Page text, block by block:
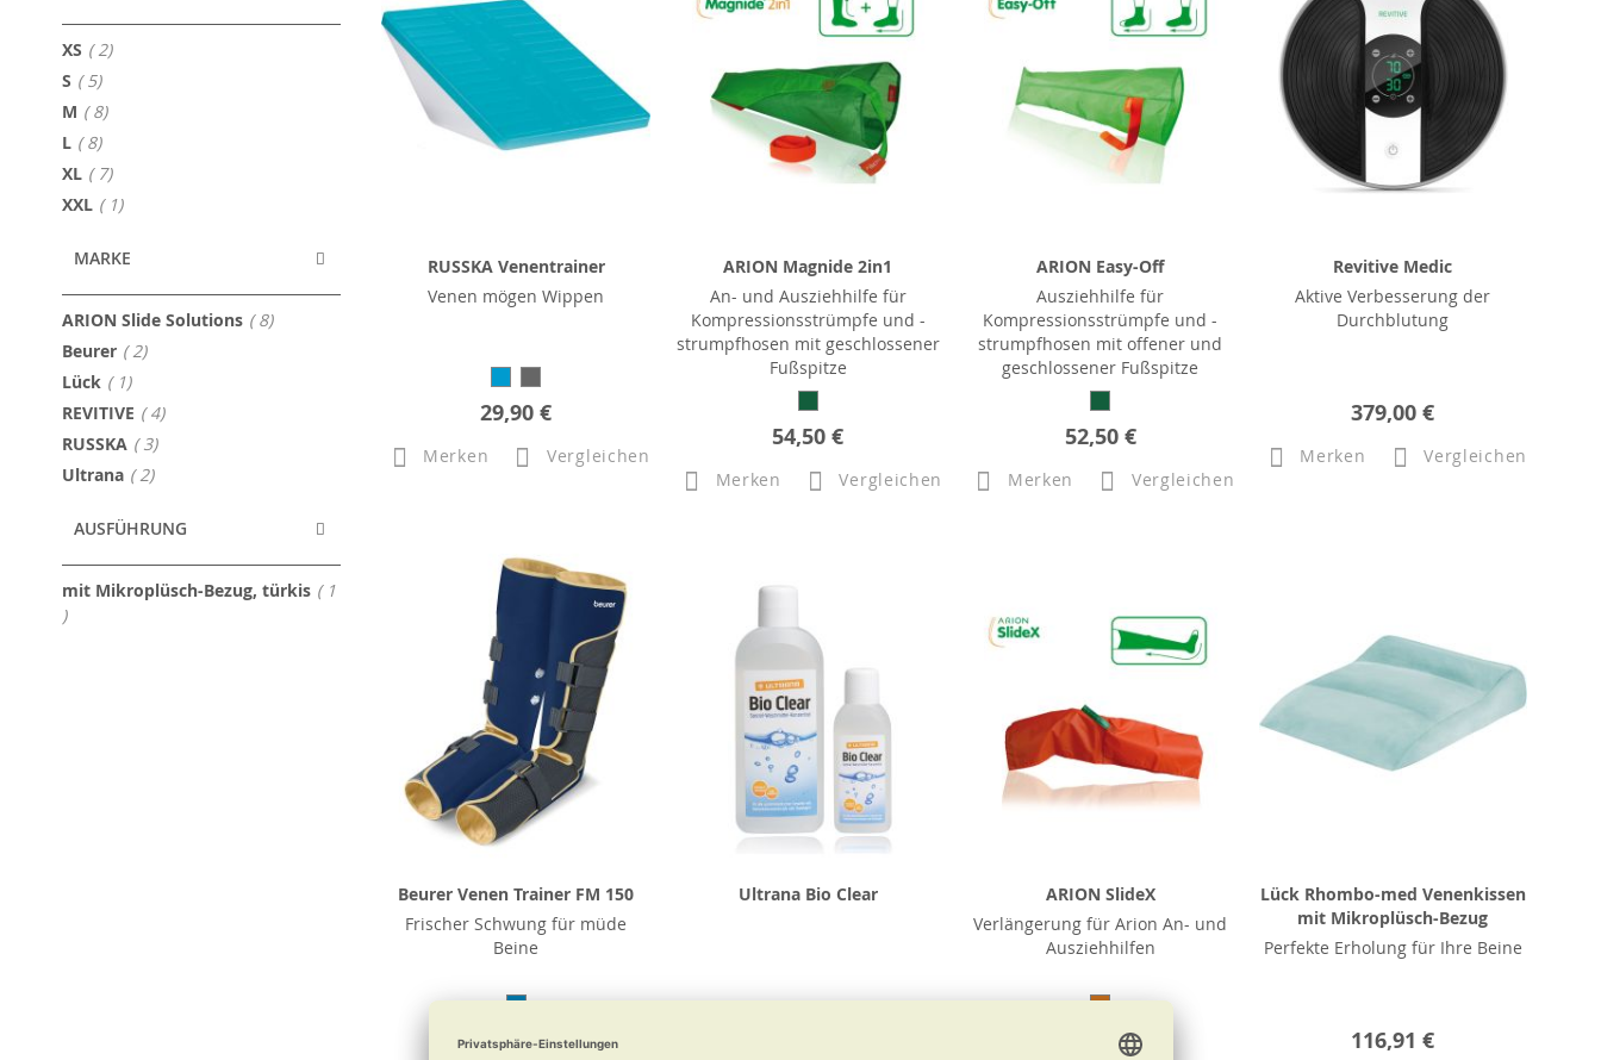
RUSSKA Venentrainer
Venen mögen Wippen
29,90 €
Merken Vergleichen
ARION Magnide 2in1
An- und Ausziehhilfe für
Kompressionsstrümpfe und -
strumpfhosen mit geschlossener
Fußspitze
54,50 €
Merken Vergleichen
ARION Easy-Off
Ausziehhilfe für
Kompressionsstrümpfe und -
strumpfhosen mit offener und
geschlossener Fußspitze
52,50 €
Merken Vergleichen
Revitive Medic
Aktive Verbesserung der
Durchblutung
379,00 €
Merken Vergleichen
Beurer Venen Trainer FM 150
Frischer Schwung für müde
Beine
182,99 €
Ultrana Bio Clear
ARION SlideX
Verlängerung für Arion An- und
Ausziehhilfen
31,50 €
Lück Rhombo-med Venenkissen
mit Mikroplüsch-Bezug
Perfekte Erholung für Ihre Beine
116,91 €
XS 2Artikel
S 5Artikel
M 8Artikel
L 8Artikel
XL 7Artikel
XXL 1Artikel
MARKE
ARION Slide Solutions 8Artikel
Beurer 2Artikel
Lück 1Artikel
REVITIVE 4Artikel
RUSSKA 3Artikel
Ultrana 2Artikel
AUSFÜHRUNG
mit Mikroplüsch-Bezug, türkis 1
Artikel